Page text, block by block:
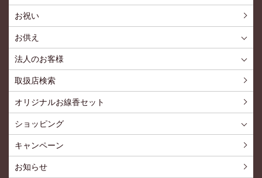
お祝い
お供え
法人のお客様
取扱店検索
オリジナルお線香セット
ショッピング
キャンペーン
お知らせ